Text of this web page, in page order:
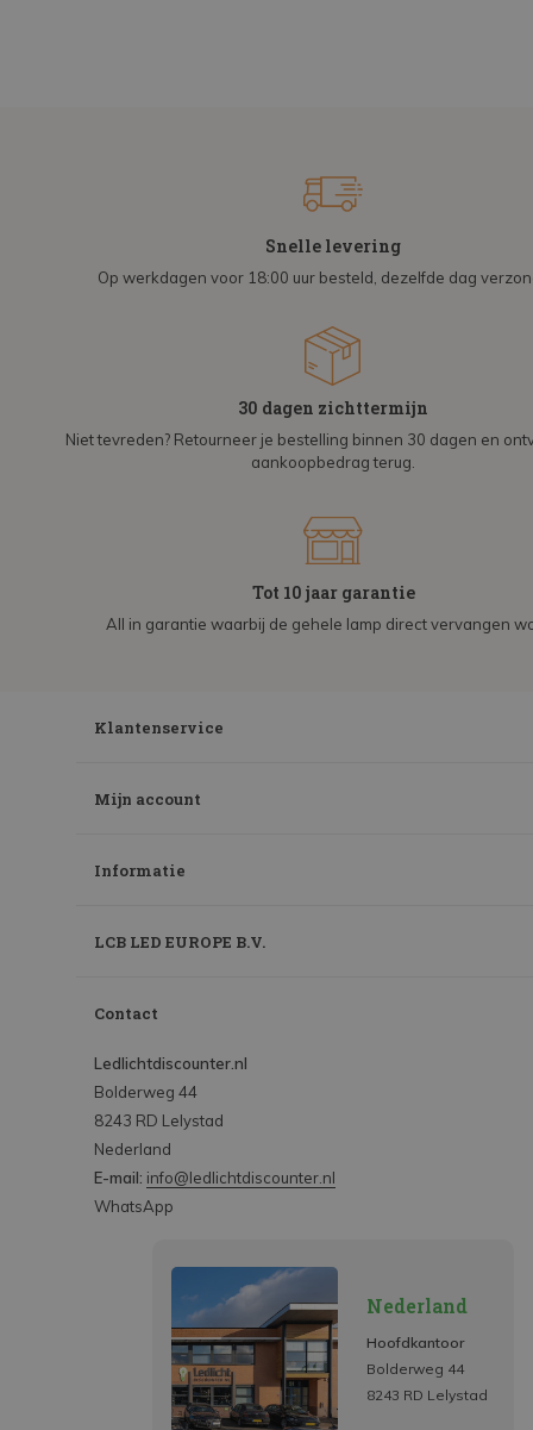
Snelle levering
Op werkdagen voor 18:00 uur besteld, dezelfde dag
30 dagen zichttermijn
Niet tevreden? Retourneer je bestelling binnen 30 dagen en
aankoopbedrag terug.
Tot 10 jaar garantie
All in garantie waarbij de gehele lamp direct vervangen
Klantenservice
Mijn account
Informatie
LCB LED EUROPE B.V.
Contact
Ledlichtdiscounter.nl
Bolderweg 44
8243 RD Lelystad
Nederland
E-mail: info@ledlichtdiscounter.nl
WhatsApp
Nederland
Hoofdkantoor
Bolderweg 44
8243 RD Lelystad